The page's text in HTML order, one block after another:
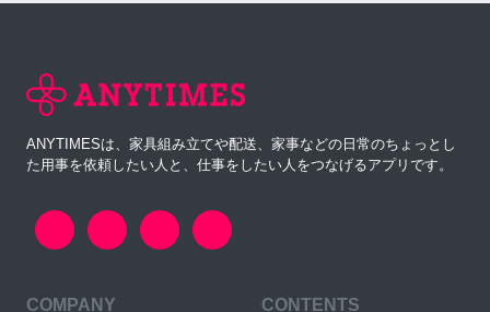
ANYTIMESは、家具組み立てや配送、家事などの日常のちょっとし
た用事を依頼したい人と、仕事をしたい人をつなげるアプリです。
COMPANY CONTENTS